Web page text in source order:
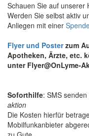
Schauen Sie auf unserer
Werden Sie selbst aktiv
Anliegen mit einer
Flyer und Posterzum
Apotheken, Ärzte, etc.
unter Flyer@OnLyme-
Soforthilfe: SMS
aktion
Die Kosten hierfür
Mobilfunkanbieter